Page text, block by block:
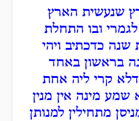
שנעשית הארץ
ובו התחלת
כדכתיב ויהי
בראשון באחד
קרי ליה אחת
מינה אין מנין
מתחילין למנותן